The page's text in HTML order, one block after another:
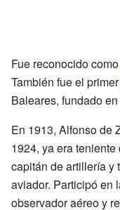
Fue reconocido como
También fue el
Baleares, fundado
En 1913, Alfonso de
1924, ya era
capitán de artillería y
aviador. Participó en
observador aéreo y